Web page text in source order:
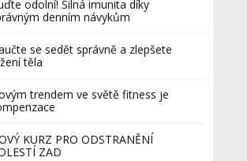
odolní! Silná imunita díky
denním návykům
se sedět správně a zlepšete
těla
trendem ve světě fitness je
KURZ PRO ODSTRANĚNÍ
ZAD